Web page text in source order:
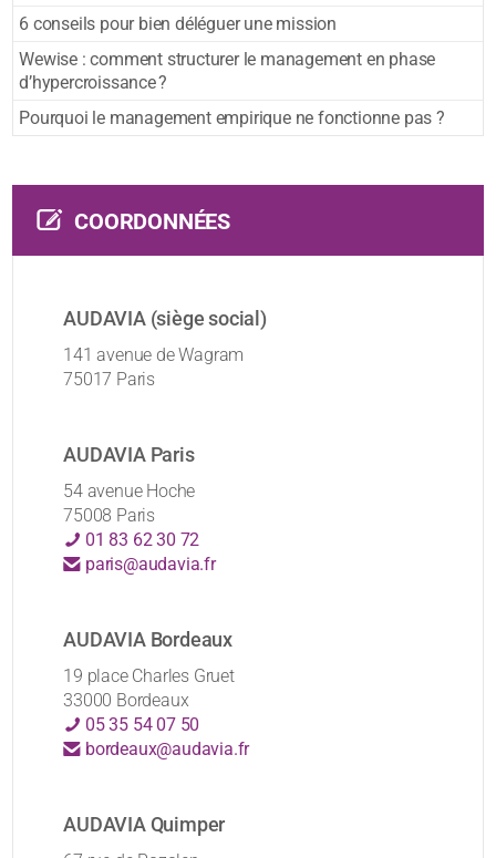
6 conseils pour bien déléguer une mission
Wewise : comment structurer le management en phase
d’hypercroissance ?
Pourquoi le management empirique ne fonctionne pas ?
COORDONNÉES
AUDAVIA (siège social)
141 avenue de Wagram
75017 Paris
AUDAVIA Paris
54 avenue Hoche
75008 Paris
01 83 62 30 72
paris@audavia.fr
AUDAVIA Bordeaux
19 place Charles Gruet
33000 Bordeaux
05 35 54 07 50
bordeaux@audavia.fr
AUDAVIA Quimper